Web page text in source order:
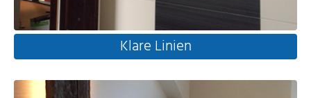
Klare Linien